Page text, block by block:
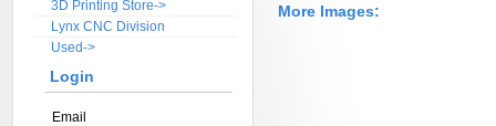
More Images:
3D Printing Store->
Lynx CNC Division
Used->
Login
Email